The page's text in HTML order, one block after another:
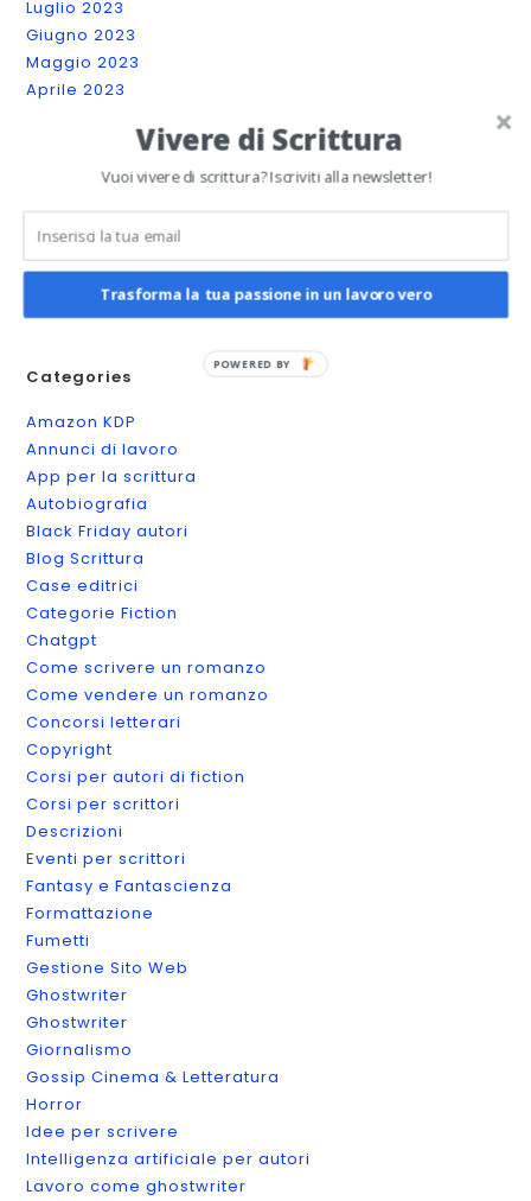
Luglio 2023
Giugno 2023
Maggio 2023
Aprile 2023
Febbraio 2023
Gennaio 2023
Novembre 2022
Categories
Amazon KDP
Annunci di lavoro
App per la scrittura
Autobiografia
Black Friday autori
Blog Scrittura
Case editrici
Categorie Fiction
Chatgpt
Come scrivere un romanzo
Come vendere un romanzo
Concorsi letterari
Copyright
Corsi per autori di fiction
Corsi per scrittori
Descrizioni
Eventi per scrittori
Fantasy e Fantascienza
Formattazione
Fumetti
Gestione Sito Web
Ghostwriter
Ghostwriter
Giornalismo
Gossip Cinema & Letteratura
Horror
Idee per scrivere
Intelligenza artificiale per autori
Lavoro come ghostwriter
Vivere di Scrittura
Vuoi vivere di scrittura? Iscriviti alla newsletter!
Trasforma la tua passione in un lavoro vero
POWERED BY